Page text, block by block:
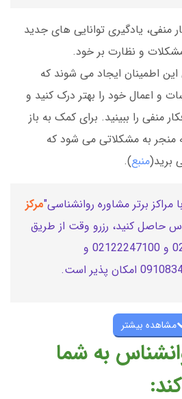
منفی، یادگیری توانایی های جدید
و نظارت بر خود.
اطمینان ایجاد می شوند که
و اعمال خود را بهتر درک کنید و
منفی را ببینید. برای کمک به باز
منجر به مشکلاتی می شود که
برید(منبع).
مراکز برتر مشاوره روانشناسی"مرکز
حاصل کنید، رزرو وقت از طریق
شماره های 02188422495 و 02122247100 و
مشاهده بیشتر
به شما